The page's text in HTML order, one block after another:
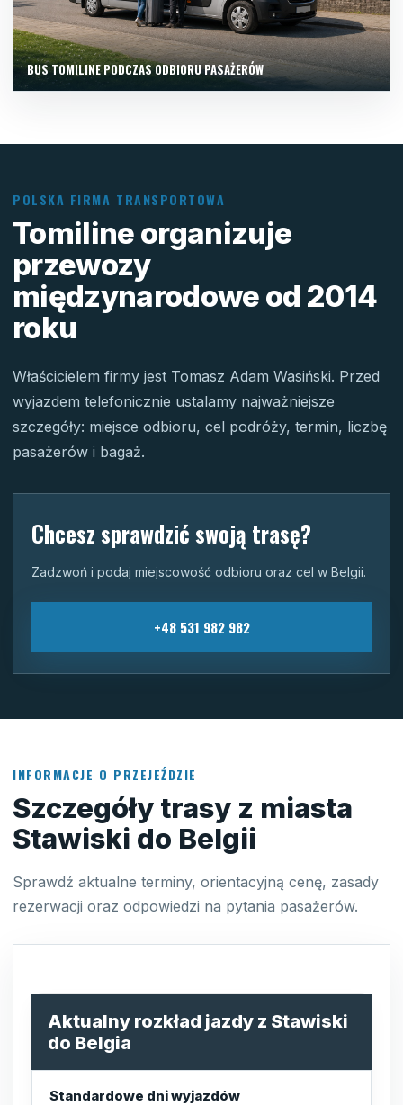
BUS TOMILINE PODCZAS ODBIORU PASAŻERÓW
POLSKA FIRMA TRANSPORTOWA
Tomiline organizuje
przewozy
międzynarodowe od 2014
roku
Właścicielem firmy jest Tomasz Adam Wasiński. Przed
wyjazdem telefonicznie ustalamy najważniejsze
szczegóły: miejsce odbioru, cel podróży, termin, liczbę
pasażerów i bagaż.
Chcesz sprawdzić swoją trasę?
Zadzwoń i podaj miejscowość odbioru oraz cel w Belgii.
+48 531 982 982
INFORMACJE O PRZEJEŹDZIE
Szczegóły trasy z miasta
Stawiski do Belgii
Sprawdź aktualne terminy, orientacyjną cenę, zasady
rezerwacji oraz odpowiedzi na pytania pasażerów.
Aktualny rozkład jazdy z Stawiski
do Belgia
Standardowe dni wyjazdów